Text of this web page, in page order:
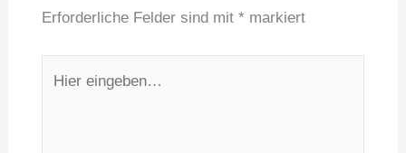
Erforderliche Felder sind mit * markiert